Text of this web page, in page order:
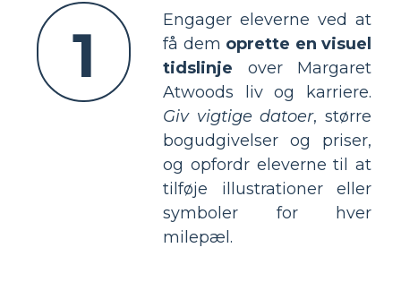
1
Engager eleverne ved at
få dem oprette en visuel
tidslinje over Margaret
Atwoods liv og karriere.
Giv vigtige datoer, større
bogudgivelser og priser,
og opfordr eleverne til at
tilføje illustrationer eller
symboler for hver
milepæl.